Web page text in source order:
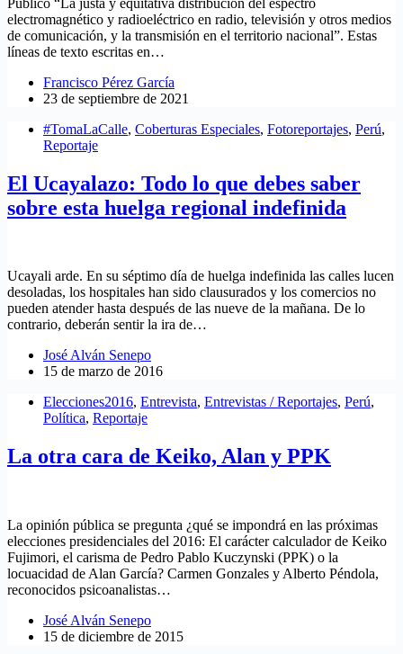
electromagnético y radioeléctrico en radio, televisión y otros medios
de comunicación, y la transmisión en el territorio nacional”. Estas
líneas de texto escritas en…
Francisco Pérez García
23 de septiembre de 2021
#TomaLaCalle, Coberturas Especiales, Fotoreportajes, Perú,
Reportaje
El Ucayalazo: Todo lo que debes saber
sobre esta huelga regional indefinida
Ucayali arde. En su séptimo día de huelga indefinida las calles lucen
desoladas, los hospitales han sido clausurados y los comercios no
pueden atender hasta después de las nueve de la mañana. De lo
contrario, deberán sentir la ira de…
José Alván Senepo
15 de marzo de 2016
Elecciones2016, Entrevista, Entrevistas / Reportajes, Perú,
Política, Reportaje
La otra cara de Keiko, Alan y PPK
La opinión pública se pregunta ¿qué se impondrá en las próximas
elecciones presidenciales del 2016: El carácter calculador de Keiko
Fujimori, el carisma de Pedro Pablo Kuczynski (PPK) o la
locuacidad de Alan García? Carmen Gonzales y Alberto Péndola,
reconocidos psicoanalistas…
José Alván Senepo
15 de diciembre de 2015